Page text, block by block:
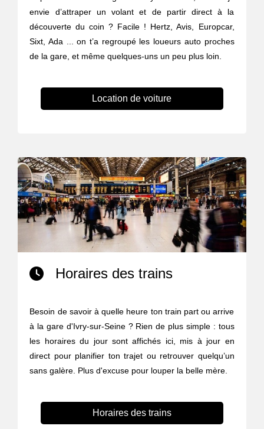
envie d’attraper un volant et de partir direct à la
découverte du coin ? Facile ! Hertz, Avis, Europcar,
Sixt, Ada ... on t’a regroupé les loueurs auto proches
de la gare, et même quelques-uns un peu plus loin.
Location de voiture
Horaires des trains
Besoin de savoir à quelle heure ton train part ou arrive
à la gare d'Ivry-sur-Seine ? Rien de plus simple : tous
les horaires du jour sont affichés ici, mis à jour en
direct pour planifier ton trajet ou retrouver quelqu’un
sans galère. Plus d'excuse pour louper la belle mère.
Horaires des trains